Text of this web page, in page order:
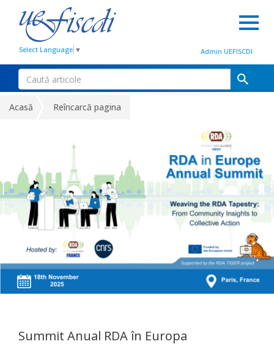
Select Language ▼ Admin UEFISCDI
Acasă Reîncarcă pagina
Summit Anual RDA în Europa